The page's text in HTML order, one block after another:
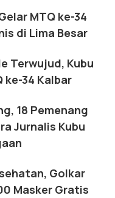
MTQ ke-34
di Lima Besar
Terwujud, Kubu
ke-34 Kalbar
18 Pemenang
Jurnalis Kubu
Golkar
Masker Gratis